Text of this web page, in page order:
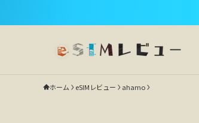
ホーム eSIMレビュー ahamo